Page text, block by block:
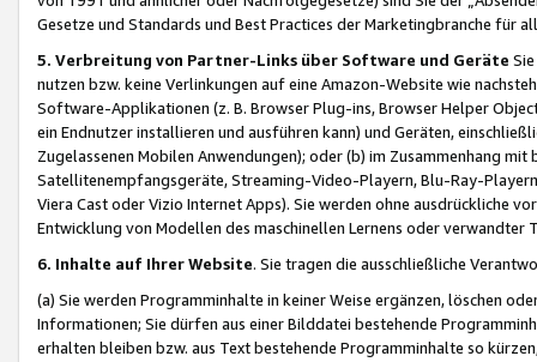
Gesetze und Standards und Best Practices der Marketingbranche für
5. Verbreitung von Partner-Links über Software und Geräte
nutzen bzw. keine Verlinkungen auf eine Amazon-Website wie
Software-Applikationen (z. B. Browser Plug-ins, Browser Helper
ein Endnutzer installieren und ausführen kann) und Geräten,
Zugelassenen Mobilen Anwendungen); oder (b) im Zusammenhang
Satellitenempfangsgeräte, Streaming-Video-Playern, Blu-Ray-
Viera Cast oder Vizio Internet Apps). Sie werden ohne ausdrückliche
Entwicklung von Modellen des maschinellen Lernens oder
6. Inhalte auf Ihrer Website. Sie tragen die ausschließliche
(a) Sie werden Programminhalte in keiner Weise ergänzen, löschen
Informationen; Sie dürfen aus einer Bilddatei bestehende
erhalten bleiben bzw. aus Text bestehende Programminhalte so